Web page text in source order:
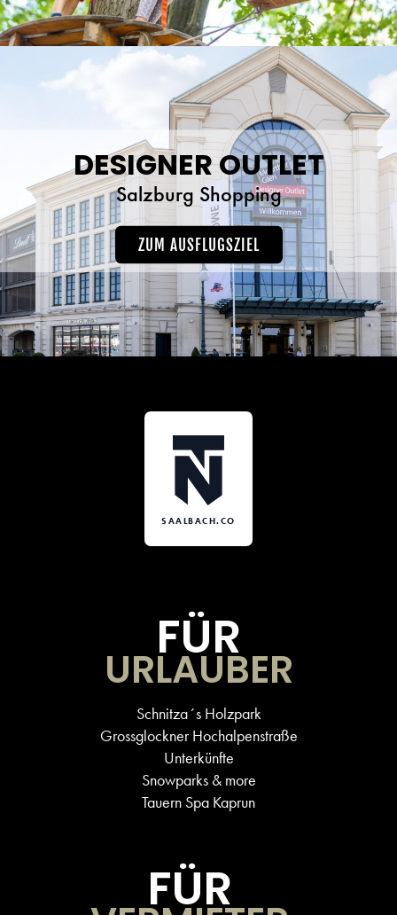
DESIGNER OUTLET
Salzburg Shopping
ZUM AUSFLUGSZIEL
SAALBACH.CO
FÜR
URLAUBER
Schnitza´s Holzpark
Grossglockner Hochalpenstraße
Unterkünfte
Snowparks & more
Tauern Spa Kaprun
FÜR